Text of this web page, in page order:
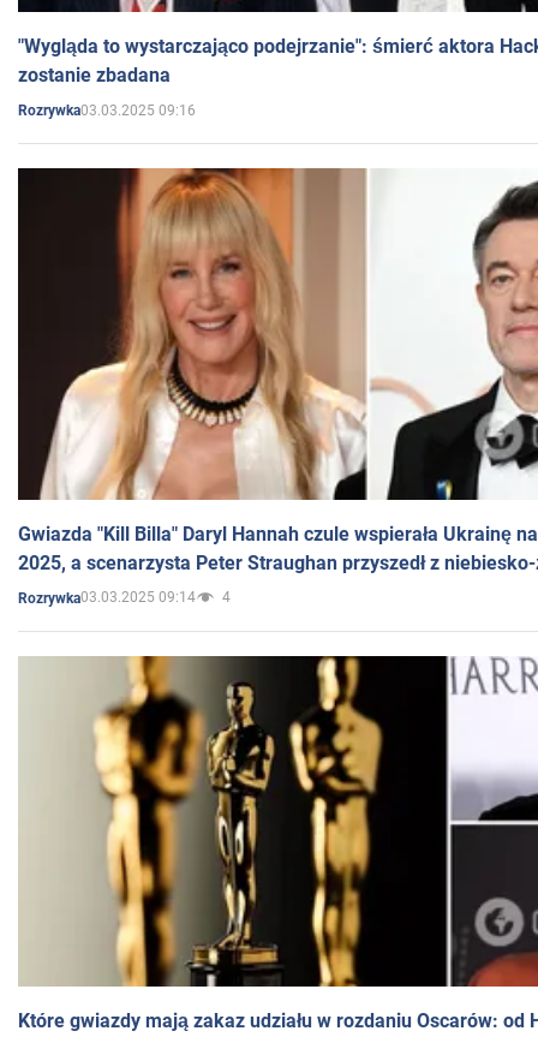
"Wygląda to wystarczająco podejrzanie": śmierć aktora
zostanie zbadana
Rozrywka03.03.2025 09:16
Gwiazda "Kill Billa" Daryl Hannah czule wspierała Ukrainę
2025, a scenarzysta Peter Straughan przyszedł z
Rozrywka03.03.2025 09:14 4
Które gwiazdy mają zakaz udziału w rozdaniu Oscarów: od